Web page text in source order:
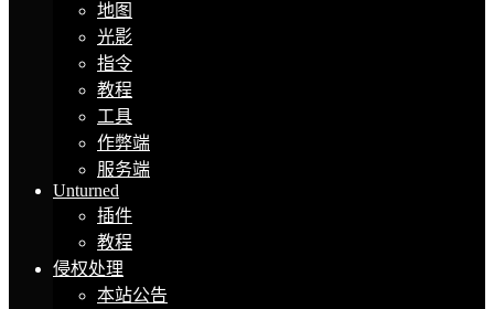
地图
光影
指令
教程
工具
作弊端
服务端
Unturned
插件
教程
侵权处理
本站公告